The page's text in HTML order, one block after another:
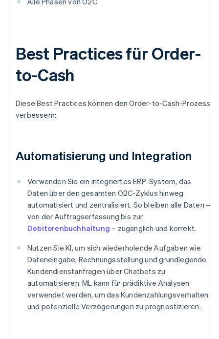
Best Practices für Order-
to-Cash
Diese Best Practices können den Order-to-Cash-Prozess
verbessern:
Automatisierung und Integration
Verwenden Sie ein integriertes ERP-System, das
Daten über den gesamten O2C-Zyklus hinweg
automatisiert und zentralisiert. So bleiben alle Daten –
von der Auftragserfassung bis zur
Debitorenbuchhaltung – zugänglich und korrekt.
Nutzen Sie KI, um sich wiederholende Aufgaben wie
Dateneingabe, Rechnungsstellung und grundlegende
Kundendienstanfragen über Chatbots zu
automatisieren. ML kann für prädiktive Analysen
verwendet werden, um das Kundenzahlungsverhalten
und potenzielle Verzögerungen zu prognostizieren.